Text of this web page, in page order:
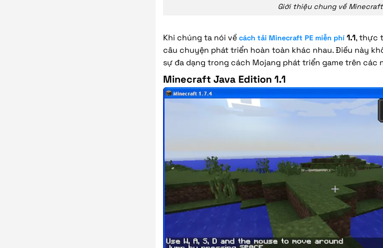
Giới thiệu chung về Minecraft
Khi chúng ta nói về cách tải Minecraft PE miễn phí 1.1, thực
câu chuyện phát triển hoàn toàn khác nhau. Điều này
sự đa dạng trong cách Mojang phát triển game trên các
Minecraft Java Edition 1.1